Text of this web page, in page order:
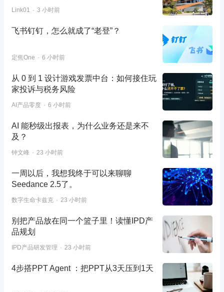
Link01 3 小时前
飞书钉钉，怎么就成了“老登”？
定焦One 6 小时前
从 0 到 1 设计游戏发票中台：如何接住玩
家投诉与税务风险
AI产品零度 6 小时前
AI 能秒级出报表，为什么业务还是来不
及？
钟文峰 23 小时前
一周以后，我想我终于可以来聊聊
Seedance 2.5了。
数字生命卡兹克 23 小时前
别把产品放在同一个篮子里！读懂IPD产
品规划
IPD产品研发管理 23 小时前
4步搭PPT Agent ：把PPT从3天压到1天